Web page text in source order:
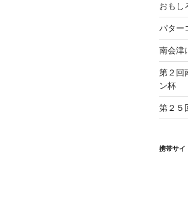
おもし
パター
南会津
第２回
ン杯
第２５
携帯サイ